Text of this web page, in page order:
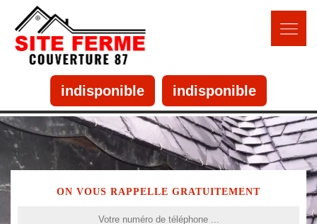
indisponible indisponible
ON VOUS RAPPELLE GRATUITEMENT